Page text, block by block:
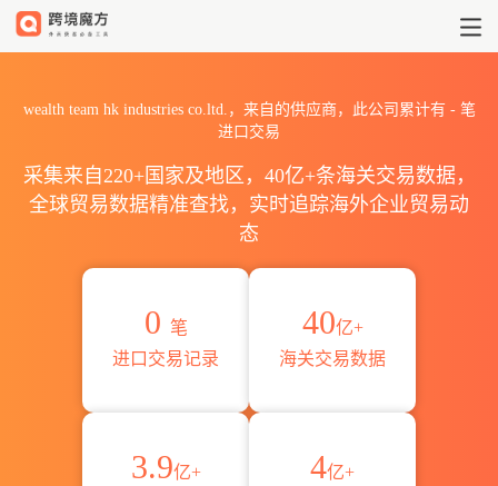
wealth team hk industries co.ltd.，来自的供应商，此公司累计有 -笔
进口交易
采集来自220+国家及地区，40亿+条海关交易数据，
全球贸易数据精准查找，实时追踪海外企业贸易动
态
0 笔
进口交易记录
40亿+
海关交易数据
3.9亿+
4亿+